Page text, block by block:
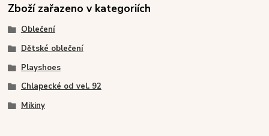
Zboží zařazeno v kategoriích
Oblečení
Dětské oblečení
Playshoes
Chlapecké od vel. 92
Mikiny